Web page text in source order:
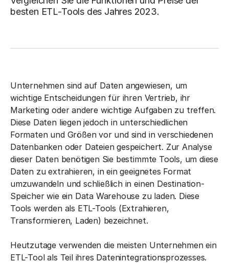
besten ETL-Tools des Jahres 2023.
Unternehmen sind auf Daten angewiesen, um
wichtige Entscheidungen für ihren Vertrieb, ihr
Marketing oder andere wichtige Aufgaben zu treffen.
Diese Daten liegen jedoch in unterschiedlichen
Formaten und Größen vor und sind in verschiedenen
Datenbanken oder Dateien gespeichert. Zur Analyse
dieser Daten benötigen Sie bestimmte Tools, um diese
Daten zu extrahieren, in ein geeignetes Format
umzuwandeln und schließlich in einen Destination-
Speicher wie ein Data Warehouse zu laden. Diese
Tools werden als ETL-Tools (Extrahieren,
Transformieren, Laden) bezeichnet.
Heutzutage verwenden die meisten Unternehmen ein
ETL-Tool als Teil ihres Datenintegrationsprozesses.